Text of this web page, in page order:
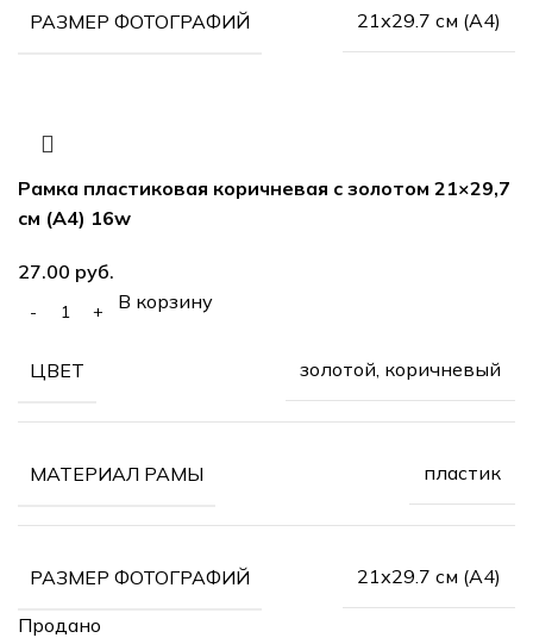
РАЗМЕР ФОТОГРАФИЙ 21х29.7 см (А4)
Рамка пластиковая коричневая с золотом 21×29,7
см (А4) 16w
руб.
В корзину
ЦВЕТ золотой, коричневый
МАТЕРИАЛ РАМЫ пластик
РАЗМЕР ФОТОГРАФИЙ 21х29.7 см (А4)
Продано